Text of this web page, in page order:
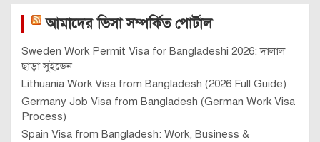
আমাদের ভিসা সম্পর্কিত পোর্টাল
Sweden Work Permit Visa for Bangladeshi 2026: দালাল
ছাড়া সুইডেন
Lithuania Work Visa from Bangladesh (2026 Full Guide)
Germany Job Visa from Bangladesh (German Work Visa
Process)
Spain Visa from Bangladesh: Work, Business &